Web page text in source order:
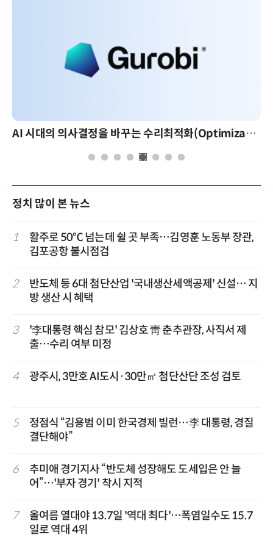
AI 시대의 의사결정을 바꾸는 수리최적화(Optimization): 실제 산업 적용 사례와 활용 전략
정치 많이 본 뉴스
1
활주로 50℃ 넘는데 쉴 곳 부족…김영훈 노동부 장관,
김포공항 불시점검
2
반도체 등 6대 첨단산업 '국내생산세액공제' 신설… 지
방 생산 시 혜택
3
'李대통령 핵심 참모' 김상호 靑 춘추관장, 사직서 제
출…수리 여부 미정
4 광주시, 3만호 AI도시·30만㎡ 첨단산단 조성 검토
5
정점식 “김용범 이미 한국경제 빌런…李 대통령, 경질
결단해야”
6
추미애 경기지사 “반도체 성장해도 도세입은 안 늘
어”…'부자 경기' 착시 지적
7
올여름 열대야 13.7일 '역대 최다'…폭염일수도 15.7
일로 역대 4위